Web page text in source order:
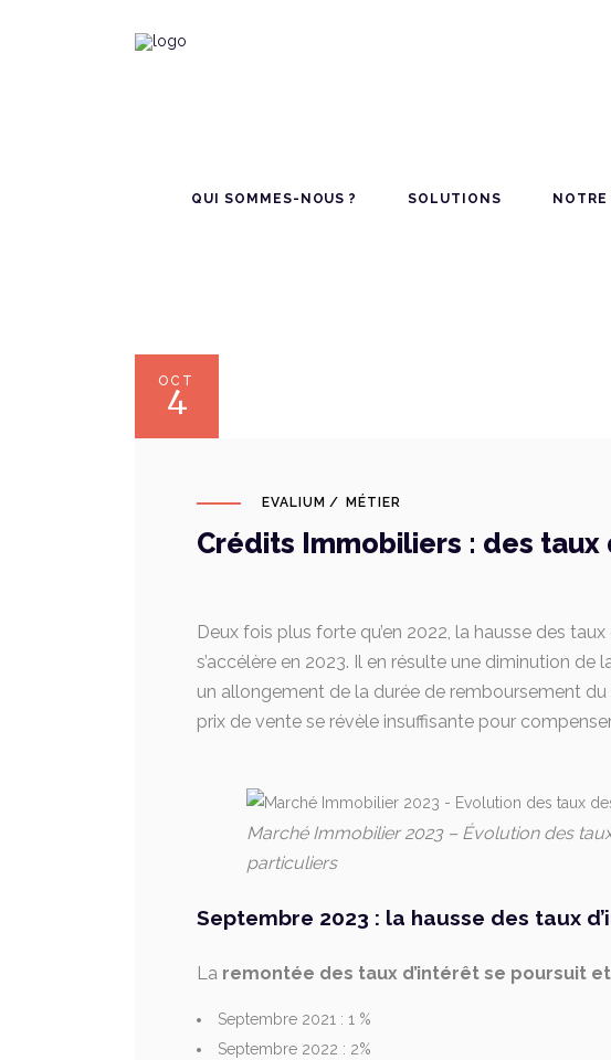
QUI SOMMES-NOUS ? SOLUTIONS NOTRE
OCT
4
EVALIUM MÉTIER
Crédits Immobiliers : des
Deux fois plus forte qu’en 2022, la hausse des
s’accélère en 2023. Il en résulte une diminution
un allongement de la durée de remboursement
prix de vente se révèle insuffisante pour
Marché Immobilier 2023 – Évolution des
particuliers
Septembre 2023 : la hausse des taux
La remontée des taux d’intérêt se poursuit et
Septembre 2021 : 1 %
Septembre 2022 : 2%